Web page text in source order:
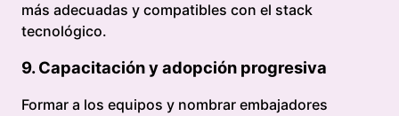
más adecuadas y compatibles con el stack
tecnológico.
9. Capacitación y adopción progresiva
Formar a los equipos y nombrar embajadores